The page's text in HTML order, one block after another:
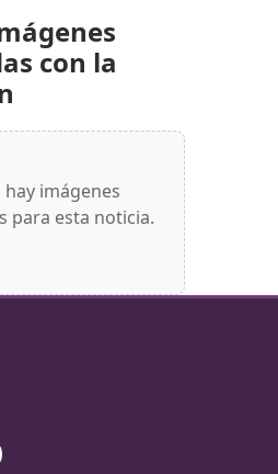
con la
hay imágenes
para esta noticia.